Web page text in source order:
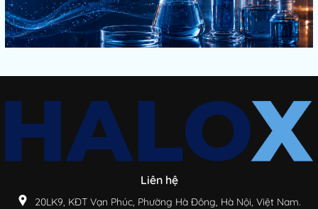
Liên hệ
20LK9, KĐT Vạn Phúc, Phường Hà Đông, Hà Nội, Việt Nam.